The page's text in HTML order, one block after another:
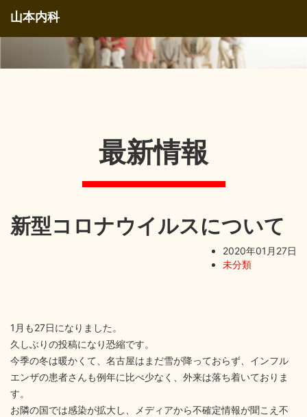
山本内科
最新情報
新型コロナウイルスについて
2020年01月27日
未分類
1月も27日になりました。
久しぶりの投稿になり恐縮です。
今季の冬は暖かくて、名古屋はまだ雪が降っておらず、インフル
エンザの患者さんも例年に比べ少なく、外来は落ち着いておりま
す。
お隣の国では感染が拡大し、メディアから不確定情報が聞こえ不